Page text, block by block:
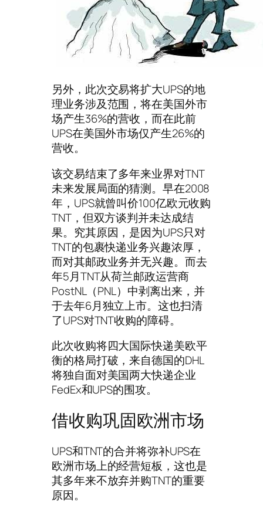
另外，此次交易将扩大UPS的地
理业务涉及范围，将在美国外市
场产生36%的营收，而在此前
UPS在美国外市场仅产生26%的
营收。
该交易结束了多年来业界对TNT
未来发展局面的猜测。早在2008
年，UPS就曾叫价100亿欧元收购
TNT，但双方谈判并未达成结
果。究其原因，是因为UPS只对
TNT的包裹快递业务兴趣浓厚，
而对其邮政业务并无兴趣。而去
年5月TNT从荷兰邮政运营商
PostNL（PNL）中剥离出来，并
于去年6月独立上市。这也扫清
了UPS对TNT收购的障碍。
此次收购将四大国际快递美欧平
衡的格局打破，来自德国的DHL
将独自面对美国两大快递企业
FedEx和UPS的围攻。
借收购巩固欧洲市场
UPS和TNT的合并将弥补UPS在
欧洲市场上的经营短板，这也是
其多年来不放弃并购TNT的重要
原因。